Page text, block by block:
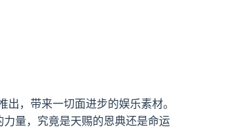
，带来一切面进步的娱乐素材。
量，究竟是天赐的恩典还是命运